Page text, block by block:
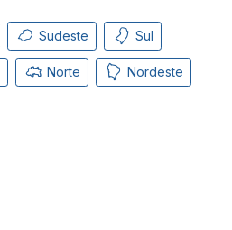
Sudeste Sul
Norte Nordeste